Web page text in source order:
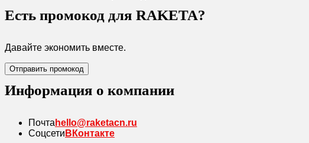
Есть промокод для RAKETA?
Давайте экономить вместе.
Отправить промокод
Информация о компании
Почта hello@raketacn.ru
Соцсети ВКонтакте